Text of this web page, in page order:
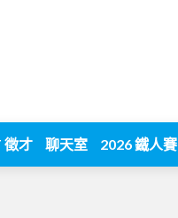
徵才 聊天室 2026 鐵人賽